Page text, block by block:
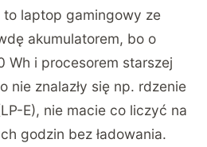
to laptop gamingowy ze
akumulatorem, bo o
Wh i procesorem starszej
nie znalazły się np. rdzenie
E), nie macie co liczyć na
godzin bez ładowania.